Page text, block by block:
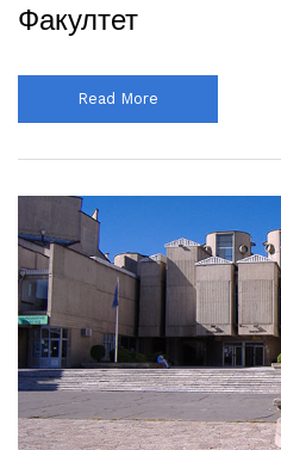
Факултет
Read More